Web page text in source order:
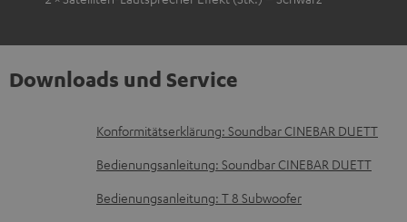
Downloads und Service
D
o
Konformitätserklärung: Soundbar CINEBAR DUETT
Bedienungsanleitung: Soundbar CINEBAR DUETT
Bedienungsanleitung: T 8 Subwoofer